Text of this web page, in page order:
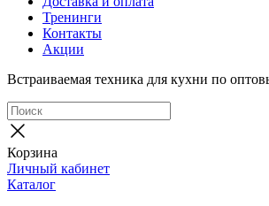
Тренинги
Контакты
Акции
Встраиваемая техника для кухни по
Корзина
Личный кабинет
Каталог